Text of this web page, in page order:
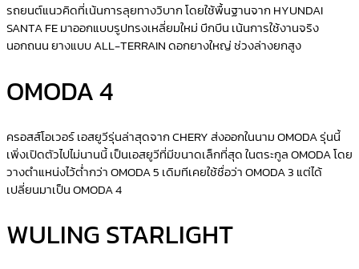
รถยนต์แนวคิดที่เน้นการลุยทางวิบาก โดยใช้พื้นฐานจาก HYUNDAI
SANTA FEมาออกแบบรูปทรงเหลี่ยมใหม่ บึกบึน เน้นการใช้งานจริง
นอกถนน ยางแบบALL-TERRAINดอกยางใหญ่ ช่วงล่างยกสูง
OMODA 4
ครอสส์โอเวอร์ เอสยูวีรุ่นล่าสุดจากCHERYส่งออกในนามOMODAรุ่นนี้
เพิ่งเปิดตัวไปไม่นานนี้ เป็นเอสยูวีที่มีขนาดเล็กที่สุด ในตระกูลOMODAโดย
วางตำแหน่งไว้ต่ำกว่าOMODA5 เดิมทีเคยใช้ชื่อว่าOMODA3 แต่ได้
เปลี่ยนมาเป็นOMODA4
WULING STARLIGHT